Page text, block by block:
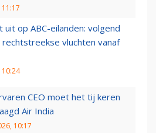
uit op ABC-eilanden: volgend
vluchten vanaf
10:24
CEO moet het tij keren
Air India
10:17